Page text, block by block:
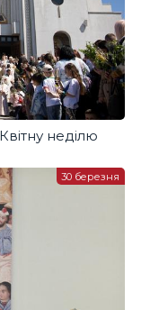
неділю
30 березня